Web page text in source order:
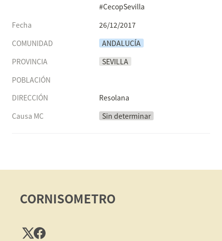
#CecopSevilla
Fecha
26/12/2017
COMUNIDAD
ANDALUCÍA
PROVINCIA
SEVILLA
POBLACIÓN
DIRECCIÓN
Resolana
Causa MC
Sin determinar
CORNISOMETRO